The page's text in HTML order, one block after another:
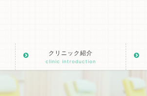
クリニック紹介
clinic introduction